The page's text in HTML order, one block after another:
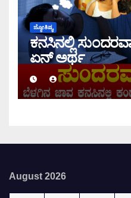
ಜ್ಯೋತಿಷ್ಯ
ಕನಸಿನಲ್ಲಿ
ಏನ್ ಅರ್ಥ
August 2026